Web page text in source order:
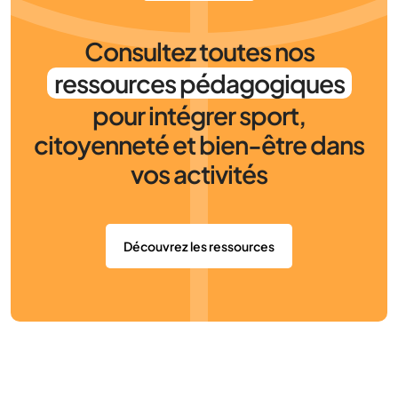
Consultez toutes nos
ressources pédagogiques
pour intégrer sport,
citoyenneté et bien-être dans
vos activités
Découvrez les ressources